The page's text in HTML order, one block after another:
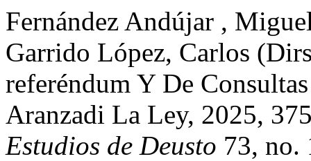
Fernández Andújar ,
Garrido López, Carlos
referéndum Y De
Aranzadi La Ley, 2025,
Estudios de Deusto 73, no.